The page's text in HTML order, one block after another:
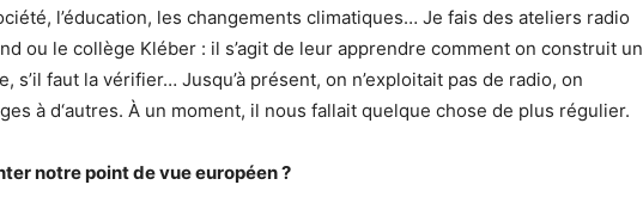
l’éducation, les changements climatiques… Je fais des ateliers radio
ou le collège Kléber : il s’agit de leur apprendre comment on construit un
s’il faut la vérifier… Jusqu’à présent, on n’exploitait pas de radio, on
à d‘autres. À un moment, il nous fallait quelque chose de plus régulier.
notre point de vue européen ?